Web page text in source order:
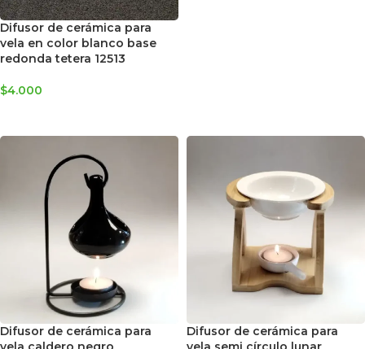
Difusor de cerámica para
vela en color blanco base
redonda tetera 12513
$4.000
Difusor de cerámica para
Difusor de cerámica para